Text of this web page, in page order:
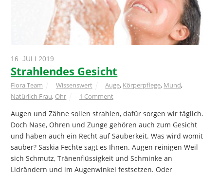
16. JULI 2019
Strahlendes Gesicht
Flora Team Wissenswert Auge, Körperpflege, Mund,
Natürlich Frau, Ohr 1 Comment
Augen und Zähne sollen strahlen, dafür sorgen wir täglich.
Doch Nase, Ohren und Zunge gehören auch zum Gesicht
und haben auch ein Recht auf Sauberkeit. Was wird womit
sauber? Saskia Fechte sagt es Ihnen. Augen reinigen Weil
sich Schmutz, Tränenflüssigkeit und Schminke an
Lidrändern und im Augenwinkel festsetzen. Oder